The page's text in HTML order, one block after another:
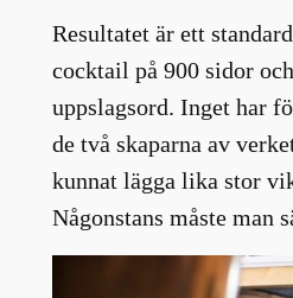
Resultatet är ett
cocktail på 900 sidor
uppslagsord. Inget har
de två skaparna av
kunnat lägga lika stor
Någonstans måste man